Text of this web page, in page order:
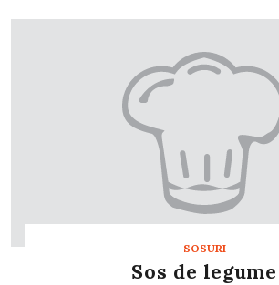
SOSURI
Sos de legume